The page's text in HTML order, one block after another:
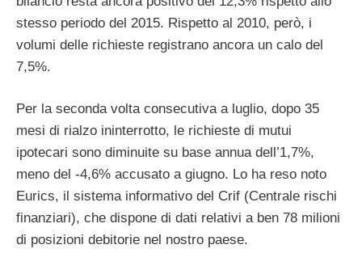
stesso periodo del 2015. Rispetto al 2010, però, i
volumi delle richieste registrano ancora un calo del
7,5%.
Per la seconda volta consecutiva a luglio, dopo 35
mesi di rialzo ininterrotto, le richieste di mutui
ipotecari sono diminuite su base annua dell’1,7%,
meno del -4,6% accusato a giugno. Lo ha reso noto
Eurics, il sistema informativo del Crif (Centrale rischi
finanziari), che dispone di dati relativi a ben 78 milioni
di posizioni debitorie nel nostro paese.